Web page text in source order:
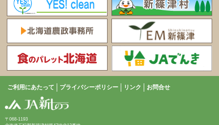
ご利用にあたって プライバシーポリシー リンク お問合せ
〒068-1193